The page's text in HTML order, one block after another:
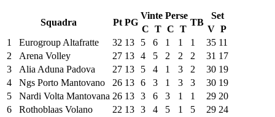
Squadra Pt PG
Vinte Perse
TB
Set
C T C T V P
1
Eurogroup Altafratte 32 13 5 6 1 1 1 35 11
2
Arena Volley 27 13 4 5 2 2 2 31 17
3
Alia Aduna Padova 27 13 5 4 1 3 2 30 19
4
Ngs Porto Mantovano 26 13 6 3 1 3 3 30 19
5
Nardi Volta Mantovana 26 13 3 6 3 1 1 29 20
6
Rothoblaas Volano 22 13 3 4 5 1 5 29 24